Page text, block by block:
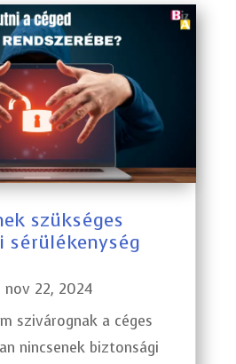
szükséges
sérülékenység
nov 22, 2024
szivárognak a céges
nincsenek biztonsági